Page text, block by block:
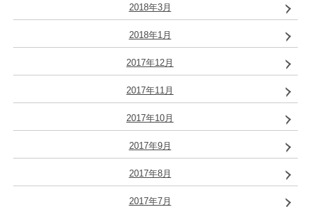
2018年3月
2018年1月
2017年12月
2017年11月
2017年10月
2017年9月
2017年8月
2017年7月